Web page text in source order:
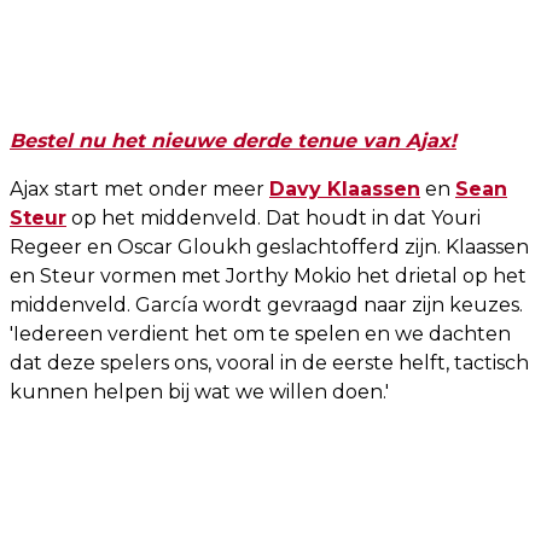
Bestel nu het nieuwe derde tenue van Ajax!
Ajax start met onder meer Davy Klaassen en Sean
Steur op het middenveld. Dat houdt in dat Youri
Regeer en Oscar Gloukh geslachtofferd zijn. Klaassen
en Steur vormen met Jorthy Mokio het drietal op het
middenveld. García wordt gevraagd naar zijn keuzes.
'Iedereen verdient het om te spelen en we dachten
dat deze spelers ons, vooral in de eerste helft, tactisch
kunnen helpen bij wat we willen doen.'